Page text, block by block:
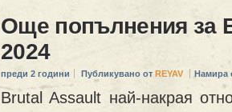
Още попълнения за
2024
преди 2 години Публикувано от REYAV Намира
Brutal Assault най-накрая